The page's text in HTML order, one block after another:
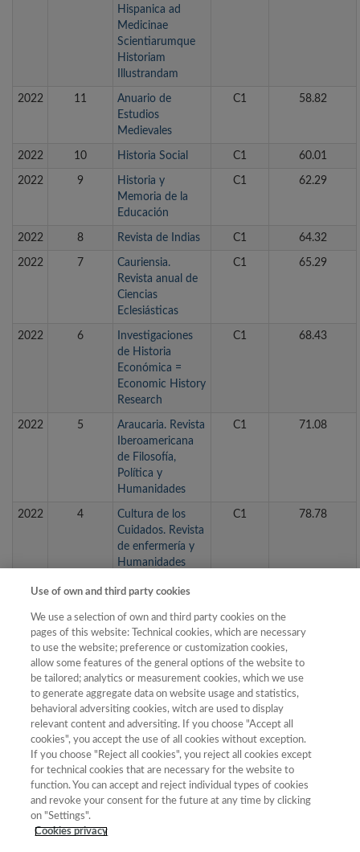
Hispanica ad
Medicinae
Scientiarumque
Historiam
Illustrandam
2022 11
Anuario de
Estudios
Medievales
C1 58.82
2022 10 Historia Social C1 60.01
2022 9
Historia y
Memoria de la
Educación
C1 62.29
2022 8 Revista de Indias C1 64.32
2022 7
Cauriensia.
Revista anual de
Ciencias
Eclesiásticas
C1 65.29
2022 6
Investigaciones
de Historia
Económica =
Economic History
Research
C1 68.43
2022 5
Araucaria. Revista
Iberoamericana
de Filosofía,
Política y
Humanidades
C1 71.08
2022 4
Cultura de los
Cuidados. Revista
de enfermería y
Humanidades
C1 78.78
2022 3
Historia Agraria.
Agricultura e
Historia Rural
2022 2
Ayer. Revista de
Historia
Contemporánea
C1 84.90
2022
Revista de
Historia
Económica =
Journal of Iberian
and Latin
American
C1
Use of own and third party cookies
We use a selection of own and third party cookies on the
pages of this website: Technical cookies, which are necessary
to use the website; preference or customization cookies,
allow some features of the general options of the website to
be tailored; analytics or measurement cookies, which we use
to generate aggregate data on website usage and statistics,
behavioral adversiting cookies, witch are used to display
relevant content and adversiting. If you choose "Accept all
cookies", you accept the use of all cookies without exception.
If you choose "Reject all cookies", you reject all cookies except
for technical cookies that are necessary for the website to
function. You can accept and reject individual types of cookies
and revoke your consent for the future at any time by clicking
on "Settings".
Cookies privacy